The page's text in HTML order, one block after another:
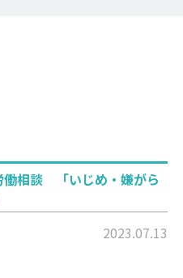
働相談 「いじめ・嫌がら
2023.07.13